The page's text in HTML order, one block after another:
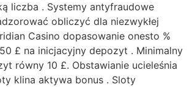
liczba . Systemy antyfraudowe
obliczyć dla niezwykłej
Casino dopasowanie onesto %
£ na inicjacyjny depozyt . Minimalny
równy 10 £. Obstawianie ucieleśnia
klina aktywa bonus . Sloty